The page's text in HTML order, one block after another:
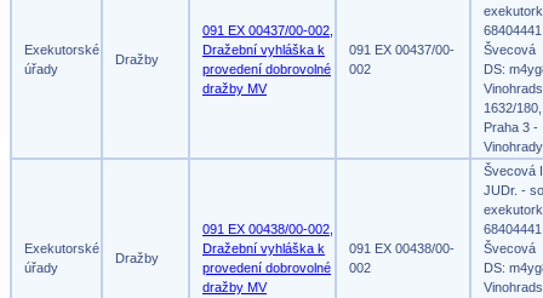
Exekutorské
úřady
Dražby
091 EX 00437/00-002,
Dražební vyhláška k
provedení dobrovolné
dražby MV
091 EX 00437/00-
002
Švecová
DS:
1632/
Praha 3 -
Vinohrady
Exekutorské
úřady
Dražby
091 EX 00438/00-002,
Dražební vyhláška k
provedení dobrovolné
dražby MV
091 EX 00438/00-
002
Švecová
JUDr. -
Švecová
DS: